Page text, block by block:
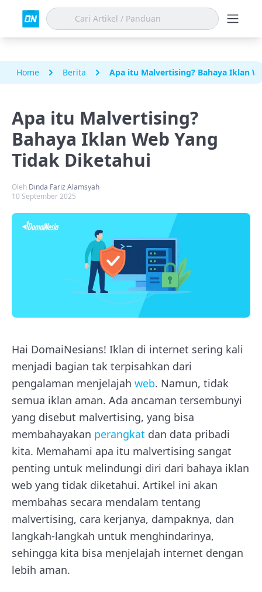
Home Berita Apa itu Malvertising? Bahaya Iklan
Apa itu Malvertising?
Bahaya Iklan Web Yang
Tidak Diketahui
Oleh Dinda Fariz Alamsyah
10 September 2025
Hai DomaiNesians! Iklan di internet sering kali
menjadi bagian tak terpisahkan dari
pengalaman menjelajah web. Namun, tidak
semua iklan aman. Ada ancaman tersembunyi
yang disebut malvertising, yang bisa
membahayakan perangkat dan data pribadi
kita. Memahami apa itu malvertising sangat
penting untuk melindungi diri dari bahaya iklan
web yang tidak diketahui. Artikel ini akan
membahas secara mendalam tentang
malvertising, cara kerjanya, dampaknya, dan
langkah-langkah untuk menghindarinya,
sehingga kita bisa menjelajah internet dengan
lebih aman.